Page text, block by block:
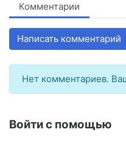
Комментарии
Написать комментарий
Нет комментариев.
Войти с помощью